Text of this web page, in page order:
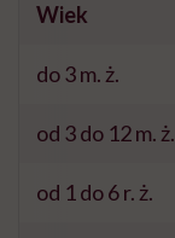
Wiek
do 3 m. ż.
od 3 do 12 m. ż.
od 1 do 6 r. ż.